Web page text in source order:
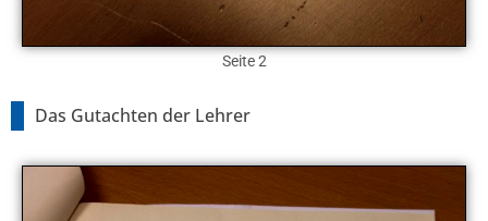
Seite 2
Das Gutachten der Lehrer